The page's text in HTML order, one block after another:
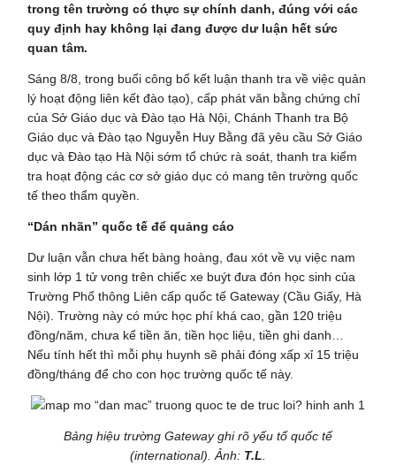
trong tên trường có thực sự chính danh, đúng với các
quy định hay không lại đang được dư luận hết sức
quan tâm.
Sáng 8/8, trong buổi công bố kết luận thanh tra về việc quản
lý hoạt động liên kết đào tạo), cấp phát văn bằng chứng chỉ
của Sở Giáo dục và Đào tạo Hà Nội, Chánh Thanh tra Bộ
Giáo dục và Đào tạo Nguyễn Huy Bằng đã yêu cầu Sở Giáo
dục và Đào tạo Hà Nội sớm tổ chức rà soát, thanh tra kiểm
tra hoạt động các cơ sở giáo dục có mang tên trường quốc
tế theo thẩm quyền.
“Dán nhãn” quốc tế để quảng cáo
Dư luận vẫn chưa hết bàng hoàng, đau xót về vụ việc nam
sinh lớp 1 tử vong trên chiếc xe buýt đưa đón học sinh của
Trường Phổ thông Liên cấp quốc tế Gateway (Cầu Giấy, Hà
Nội). Trường này có mức học phí khá cao, gần 120 triệu
đồng/năm, chưa kể tiền ăn, tiền học liệu, tiền ghi danh…
Nếu tính hết thì mỗi phụ huynh sẽ phải đóng xấp xỉ 15 triệu
đồng/tháng để cho con học trường quốc tế này.
Bảng hiệu trường Gatewayghi rõ yếu tố quốc tế
(international). Ảnh: T.L